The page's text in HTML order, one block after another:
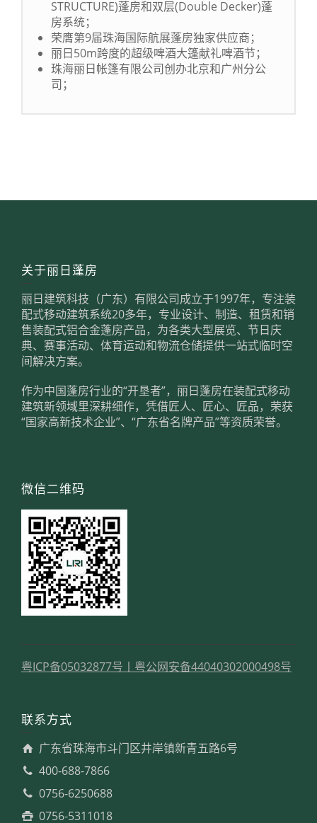
STRUCTURE)蓬房和双层(Double Decker)蓬
房系统；
荣膺第9届珠海国际航展蓬房独家供应商；
丽日50m跨度的超级啤酒大篷献礼啤酒节；
珠海丽日帐篷有限公司创办北京和广州分公
司；
关于丽日蓬房
丽日建筑科技（广东）有限公司成立于1997年，专注装
配式移动建筑系统20多年，专业设计、制造、租赁和销
售装配式铝合金蓬房产品，为各类大型展览、节日庆
典、赛事活动、体育运动和物流仓储提供一站式临时空
间解决方案。
作为中国蓬房行业的“开垦者”，丽日蓬房在装配式移动
建筑新领域里深耕细作，凭借匠人、匠心、匠品，荣获
“国家高新技术企业”、“广东省名牌产品”等资质荣誉。
微信二维码
粤ICP备05032877号 丨 粤公网安备44040302000498号
联系方式
广东省珠海市斗门区井岸镇新青五路6号
400-688-7866
0756-6250688
0756-5311018